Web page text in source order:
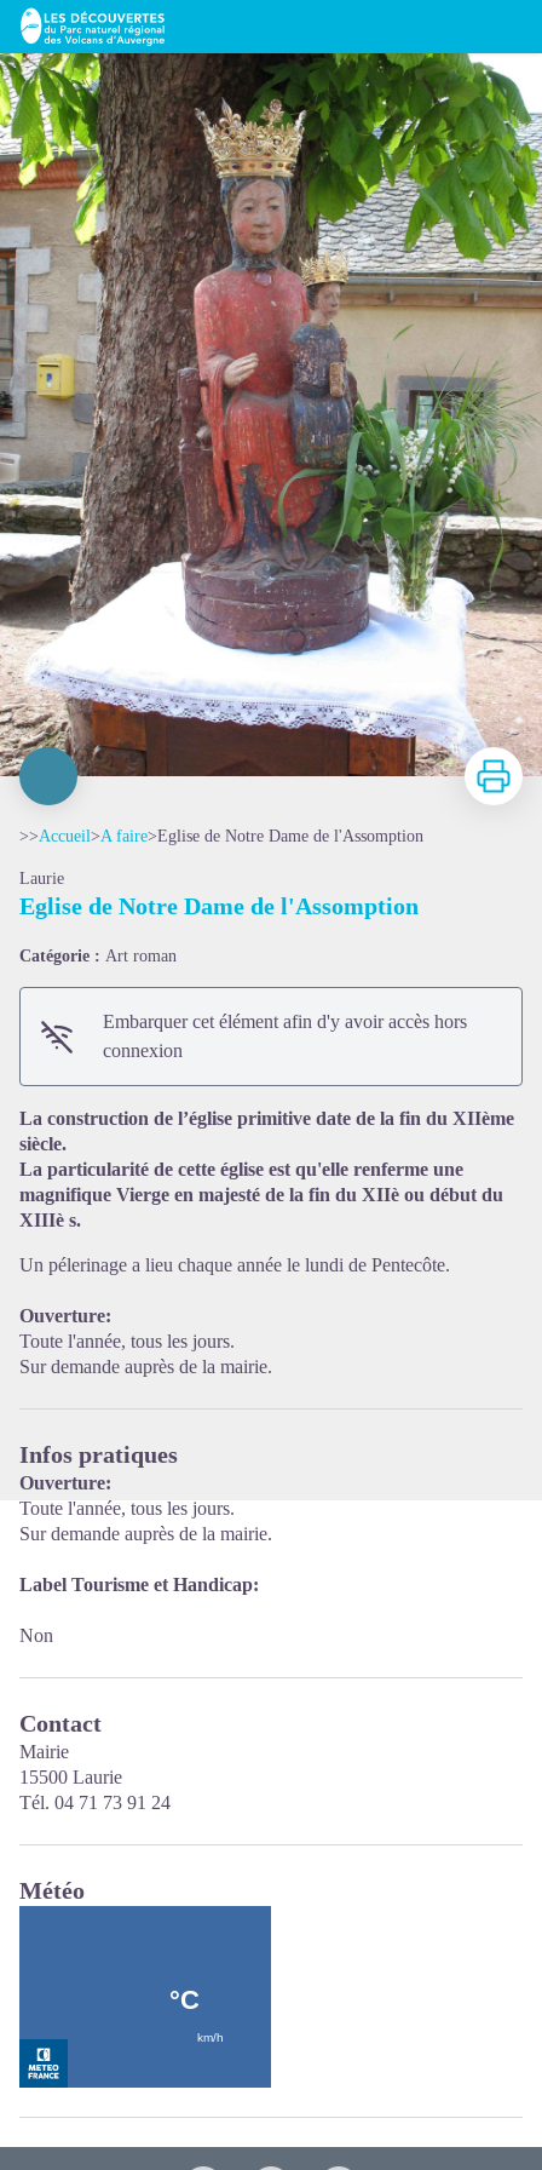
Eglise de Notre Dame de l'Assomption
Imprimer
>>Accueil>A faire>Eglise de Notre Dame de l'Assomption
Laurie
Eglise de Notre Dame de l'Assomption
Catégorie : Art roman
Embarquer cet élément afin d'y avoir accès hors
connexion
La construction de l’église primitive date de la fin du XIIème
siècle.
La particularité de cette église est qu'elle renferme une
magnifique Vierge en majesté de la fin du XIIè ou début du
XIIIè s.
Un pélerinage a lieu chaque année le lundi de Pentecôte.
Ouverture:
Toute l'année, tous les jours.
Sur demande auprès de la mairie.
Infos pratiques
Ouverture:
Toute l'année, tous les jours.
Sur demande auprès de la mairie.
Label Tourisme et Handicap:
Non
Contact
Mairie
15500 Laurie
Tél. 04 71 73 91 24
Météo